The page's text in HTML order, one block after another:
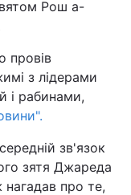
Рош а-
провів
з лідерами
і рабинами,
зв'язок
зятя Джареда
нагадав про те,